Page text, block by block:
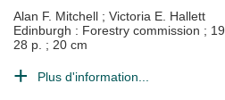
Alan F. Mitchell ; Victoria E. Hallett
Edinburgh : Forestry commission ;
28 p. ; 20 cm
Plus d'information...